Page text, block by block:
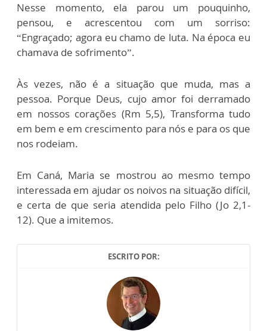
Nesse momento, ela parou um pouquinho,
pensou, e acrescentou com um sorriso:
“Engraçado; agora eu chamo de luta. Na época eu
chamava de sofrimento”.
Às vezes, não é a situação que muda, mas a
pessoa. Porque Deus, cujo amor foi derramado
em nossos corações (Rm 5,5), Transforma tudo
em bem e em crescimento para nós e para os que
nos rodeiam.
Em Caná, Maria se mostrou ao mesmo tempo
interessada em ajudar os noivos na situação difícil,
e certa de que seria atendida pelo Filho (Jo 2,1-
12). Que a imitemos.
ESCRITO POR: